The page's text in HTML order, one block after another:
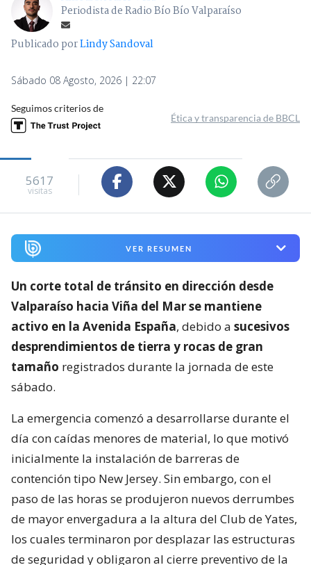
Periodista de Radio Bío Bío Valparaíso
Publicado porLindy Sandoval
Sábado 08 Agosto, 2026 | 22:07
Seguimos criterios de
Ética y transparencia de BBCL
5617
visitas
VER RESUMEN
Un corte total de tránsito en dirección desde
Valparaíso hacia Viña del Mar se mantiene
activo en la Avenida España, debido a sucesivos
desprendimientos de tierra y rocas de gran
tamaño registrados durante la jornada de este
sábado.
La emergencia comenzó a desarrollarse durante el
día con caídas menores de material, lo que motivó
inicialmente la instalación de barreras de
contención tipo New Jersey. Sin embargo, con el
paso de las horas se produjeron nuevos derrumbes
de mayor envergadura a la altura del Club de Yates,
los cuales terminaron por desplazar las estructuras
de seguridad y obligaron al cierre preventivo de la